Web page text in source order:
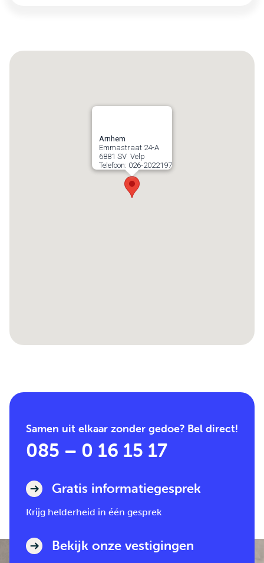
Arnhem
Emmastraat 24-A
6881 SV Velp
Telefoon: 026-2022197
Samen uit elkaar zonder gedoe? Bel direct!
085 – 0 16 15 17
Gratis informatiegesprek
Krijg helderheid in één gesprek
Bekijk onze vestigingen